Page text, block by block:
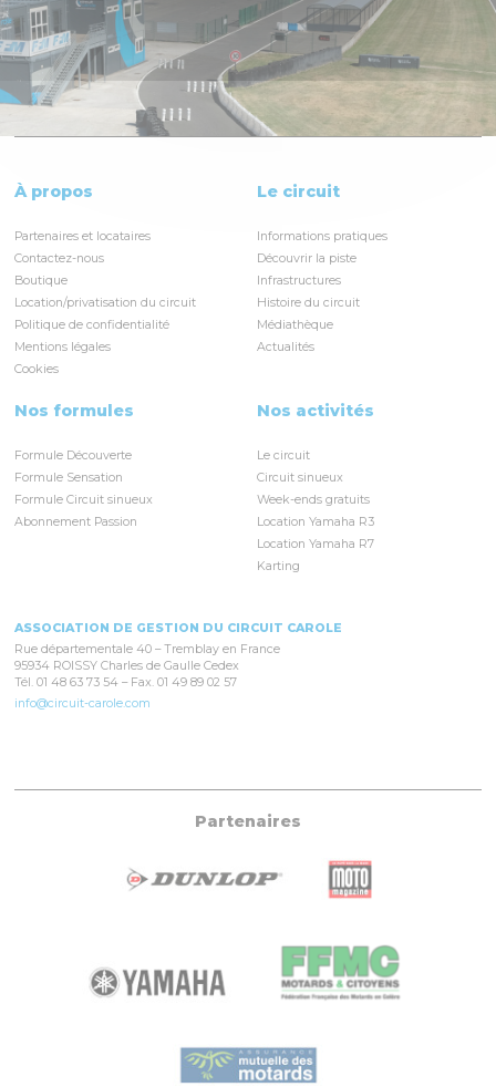
À propos
Partenaires et locataires
Contactez-nous
Boutique
Location/privatisation du circuit
Politique de confidentialité
Mentions légales
Cookies
Le circuit
Informations pratiques
Découvrir la piste
Infrastructures
Histoire du circuit
Médiathèque
Actualités
Nos formules
Formule Découverte
Formule Sensation
Formule Circuit sinueux
Abonnement Passion
Nos activités
Le circuit
Circuit sinueux
Week-ends gratuits
Location Yamaha R3
Location Yamaha R7
Karting
ASSOCIATION DE GESTION DU CIRCUIT CAROLE
Rue départementale 40 – Tremblay en France
95934 ROISSY Charles de Gaulle Cedex
Tél. 01 48 63 73 54 – Fax. 01 49 89 02 57
info@circuit-carole.com
Partenaires